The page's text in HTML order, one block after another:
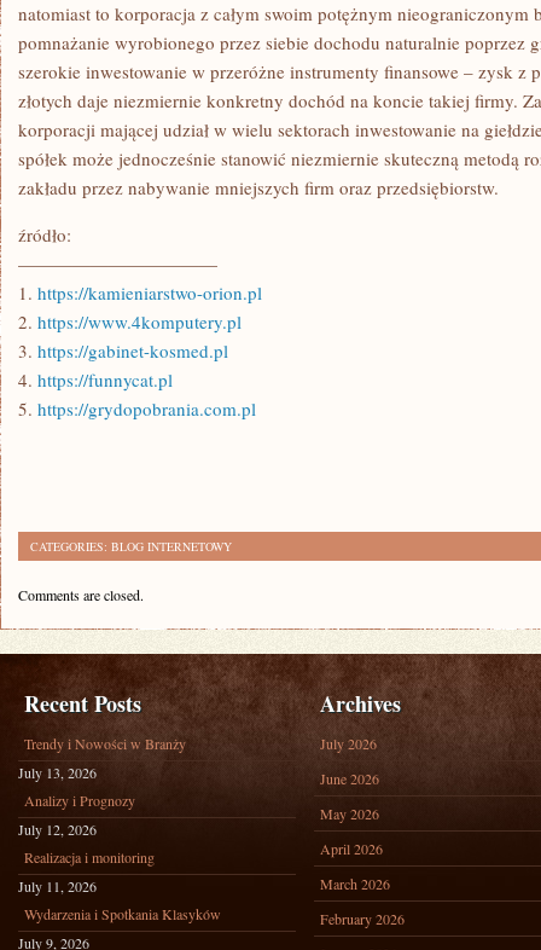
natomiast to korporacja z całym swoim potężnym nieograniczonym
pomnażanie wyrobionego przez siebie dochodu naturalnie poprzez
szerokie inwestowanie w przeróżne instrumenty finansowe – zysk
złotych daje niezmiernie konkretny dochód na koncie takiej firmy.
korporacji mającej udział w wielu sektorach inwestowanie na
spółek może jednocześnie stanowić niezmiernie skuteczną metodą
zakładu przez nabywanie mniejszych firm oraz przedsiębiorstw.
źródło:
———————————
1. https://kamieniarstwo-orion.pl
2. https://www.4komputery.pl
3. https://gabinet-kosmed.pl
4. https://funnycat.pl
5. https://grydopobrania.com.pl
CATEGORIES: BLOG INTERNETOWY
Comments are closed.
Recent Posts
Trendy i Nowości w Branży
July 13, 2026
Analizy i Prognozy
July 12, 2026
Realizacja i monitoring
July 11, 2026
Wydarzenia i Spotkania Klasyków
July 9, 2026
Archives
July 2026
June 2026
May 2026
April 2026
March 2026
February 2026